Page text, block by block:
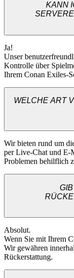
KANN
Ja!
Unser
Kontrolle über
Ihrem Conan Exiles-
WELCHE ART
Wir bieten rund um
per Live-Chat und E-
Problemen behilflich
Absolut.
Wenn Sie mit Ihrem
Wir gewähren
Rückerstattung.